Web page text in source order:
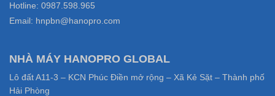
Hotline: 0987.598.965
Email: hnpbn@hanopro.com
NHÀ MÁY HANOPRO GLOBAL
Lô đất A11-3 – KCN Phúc Điền mở rộng – Xã Kẻ Sặt – Thành phố
Hải Phòng